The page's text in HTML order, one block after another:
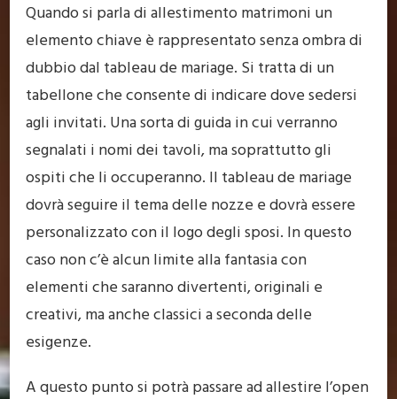
Quando si parla di allestimento matrimoni un
elemento chiave è rappresentato senza ombra di
dubbio dal tableau de mariage. Si tratta di un
tabellone che consente di indicare dove sedersi
agli invitati. Una sorta di guida in cui verranno
segnalati i nomi dei tavoli, ma soprattutto gli
ospiti che li occuperanno. Il tableau de mariage
dovrà seguire il tema delle nozze e dovrà essere
personalizzato con il logo degli sposi. In questo
caso non c’è alcun limite alla fantasia con
elementi che saranno divertenti, originali e
creativi, ma anche classici a seconda delle
esigenze.
A questo punto si potrà passare ad allestire l’open